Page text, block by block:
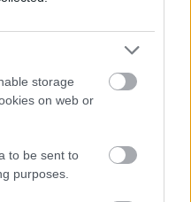
storage
on web or
to be sent to
purposes.
Ισίδωρου Κούβελου
μας στο τουρνουά του